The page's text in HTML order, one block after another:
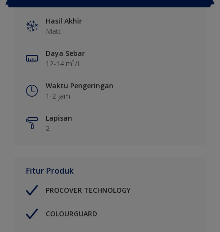
Hasil Akhir
Matt
Daya Sebar
12-14 m²/L
Waktu Pengeringan
1-2 jam
Lapisan
2
Fitur Produk
PROCOVER TECHNOLOGY
COLOURGUARD